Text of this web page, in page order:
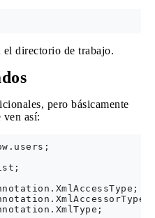
el directorio de trabajo.
pero básicamente
ven así: